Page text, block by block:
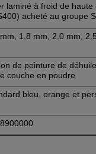
laminé à froid de haute
acheté au groupe
1.8 mm, 2.0 mm,
de peinture de
couche en poudre
bleu, orange et